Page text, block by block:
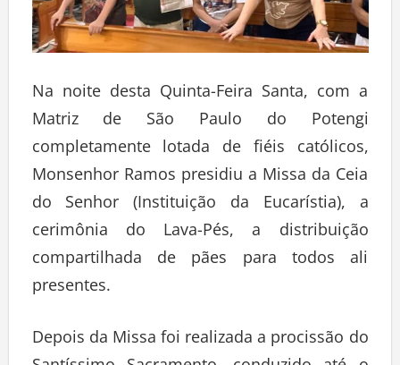
Na noite desta Quinta-Feira Santa, com a
Matriz de São Paulo do Potengi
completamente lotada de fiéis católicos,
Monsenhor Ramos presidiu a Missa da Ceia
do Senhor (Instituição da Eucarístia), a
cerimônia do Lava-Pés, a distribuição
compartilhada de pães para todos ali
presentes.
Depois da Missa foi realizada a procissão do